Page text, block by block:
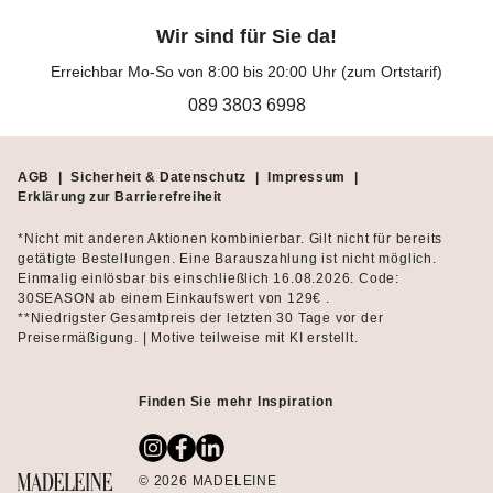
Wir sind für Sie da!
Erreichbar Mo-So von 8:00 bis 20:00 Uhr (zum Ortstarif)
089 3803 6998
AGB | Sicherheit & Datenschutz | Impressum
|
Erklärung zur Barrierefreiheit
*Nicht mit anderen Aktionen kombinierbar. Gilt nicht für bereits
getätigte Bestellungen. Eine Barauszahlung ist nicht möglich.
Einmalig einlösbar bis einschließlich 16.08.2026. Code:
30SEASON ab einem Einkaufswert von 129€ .
**Niedrigster Gesamtpreis der letzten 30 Tage vor der
Preisermäßigung. | Motive teilweise mit KI erstellt.
Finden Sie mehr Inspiration
© 2026 MADELEINE